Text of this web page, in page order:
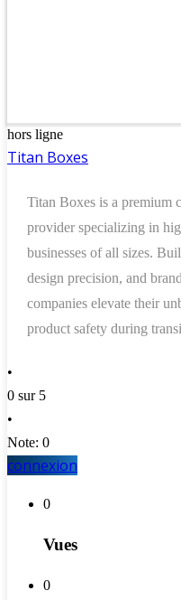
hors ligne
Titan Boxes
Titan Boxes is a premium
provider specializing in
businesses of all sizes.
design precision, and
companies elevate their
product safety during
•
0 sur 5
•
Note: 0
connexion
0
Vues
0